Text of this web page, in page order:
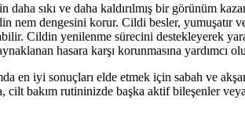
sıkı ve daha kaldırılmış bir görünüm
dengesini korur. Cildi besler, yumuşatır ve
Cildin yenilenme sürecini destekleyerek
hasara karşı korunmasına yardımcı
en iyi sonuçları elde etmek için sabah ve
bakım rutininizde başka aktif bileşenler